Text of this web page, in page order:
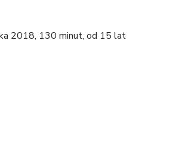
2018, 130 minut, od 15 lat